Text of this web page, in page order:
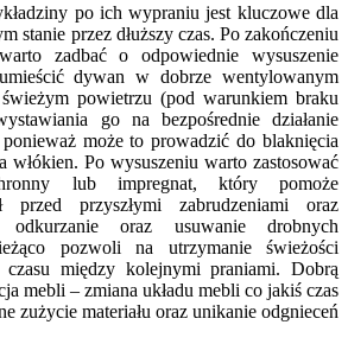
po ich wypraniu jest kluczowe dla
stanie przez dłuższy czas. Po zakończeniu
zadbać o odpowiednie wysuszenie
dywan w dobrze wentylowanym
powietrzu (pod warunkiem braku
go na bezpośrednie działanie
ponieważ może to prowadzić do blaknięcia
włókien. Po wysuszeniu warto zastosować
lub impregnat, który pomoże
przed przyszłymi zabrudzeniami oraz
odkurzanie oraz usuwanie drobnych
pozwoli na utrzymanie świeżości
między kolejnymi praniami. Dobrą
mebli – zmiana układu mebli co jakiś czas
zużycie materiału oraz unikanie odgnieceń